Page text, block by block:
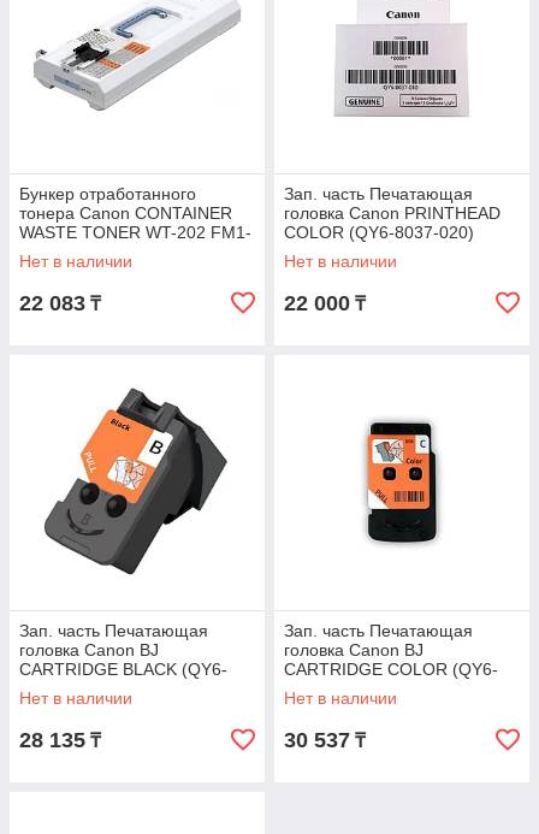
Бункер отработанного
тонера Canon CONTAINER
WASTE TONER WT-202 FM1-
A606-050
Нет в наличии
22 083 ₸
Зап. часть Печатающая
головка Canon PRINTHEAD
COLOR (QY6-8037-020)
Нет в наличии
22 000 ₸
Зап. часть Печатающая
головка Canon BJ
CARTRIDGE BLACK (QY6-
8002-020)
Нет в наличии
28 135 ₸
Зап. часть Печатающая
головка Canon BJ
CARTRIDGE COLOR (QY6-
8018-020)
Нет в наличии
30 537 ₸